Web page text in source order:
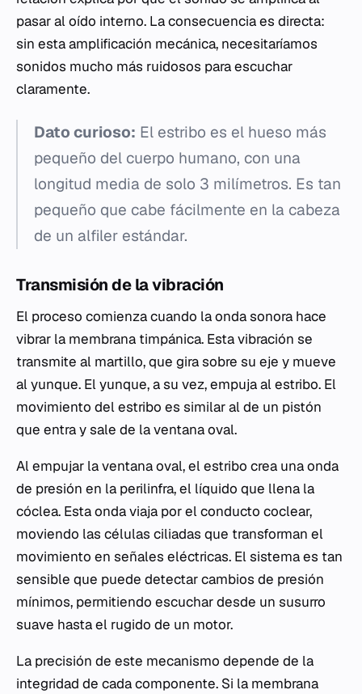
pasar al oído interno. La consecuencia es directa:
sin esta amplificación mecánica, necesitaríamos
sonidos mucho más ruidosos para escuchar
claramente.
Dato curioso: El estribo es el hueso más
pequeño del cuerpo humano, con una
longitud media de solo 3 milímetros. Es tan
pequeño que cabe fácilmente en la cabeza
de un alfiler estándar.
Transmisión de la vibración
El proceso comienza cuando la onda sonora hace
vibrar la membrana timpánica. Esta vibración se
transmite al martillo, que gira sobre su eje y mueve
al yunque. El yunque, a su vez, empuja al estribo. El
movimiento del estribo es similar al de un pistón
que entra y sale de la ventana oval.
Al empujar la ventana oval, el estribo crea una onda
de presión en la perilinfra, el líquido que llena la
cóclea. Esta onda viaja por el conducto coclear,
moviendo las células ciliadas que transforman el
movimiento en señales eléctricas. El sistema es tan
sensible que puede detectar cambios de presión
mínimos, permitiendo escuchar desde un susurro
suave hasta el rugido de un motor.
La precisión de este mecanismo depende de la
integridad de cada componente. Si la membrana